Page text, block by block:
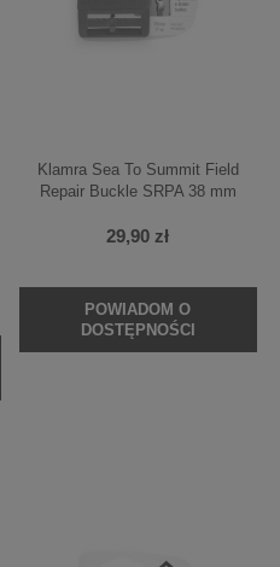
Klamra Sea To Summit Field
Repair Buckle SRPA 38 mm
29,90 zł
POWIADOM O
DOSTĘPNOŚCI